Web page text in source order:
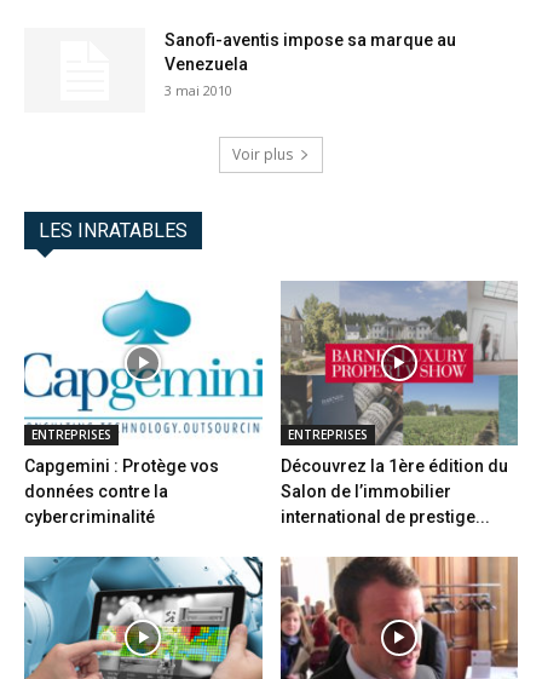
Sanofi-aventis impose sa marque au
Venezuela
3 mai 2010
Voir plus
LES INRATABLES
ENTREPRISES
Capgemini : Protège vos
données contre la
cybercriminalité
ENTREPRISES
Découvrez la 1ère édition du
Salon de l’immobilier
international de prestige...